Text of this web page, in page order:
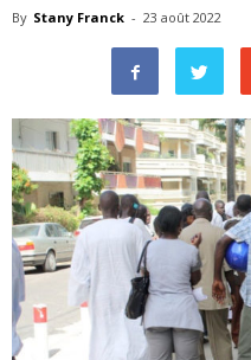
By Stany Franck - 23 août 2022